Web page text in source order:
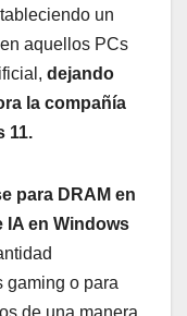
un
aquellos PCs
dejando
la compañía
11.
para DRAM en
en Windows
gaming o para
de una manera